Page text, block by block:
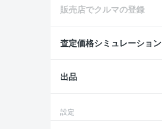
販売店でクルマの登録
査定価格シミュレーション
出品
設定